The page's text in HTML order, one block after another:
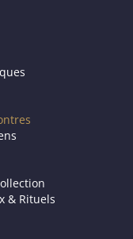
& Rituels